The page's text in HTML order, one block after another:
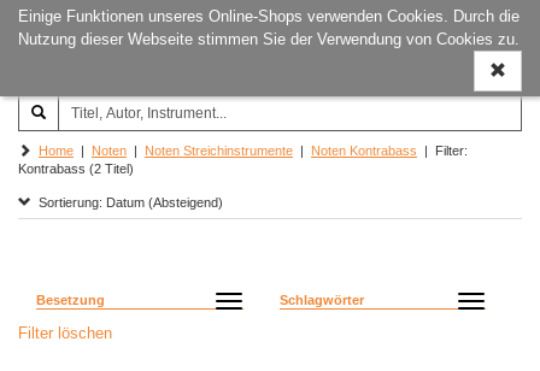
Einige Funktionen unseres Online-Shops verwenden Cookies. Durch die
Nutzung dieser Webseite stimmen Sie der Verwendung von Cookies zu.
ein-/
Joachim‐Trekel‐Musikverlag,
Hamburg
Home | Noten | Noten Streichinstrumente | Noten Kontrabass | Filter:
Kontrabass (2 Titel)
Sortierung: Datum (Absteigend)
Besetzung Schlagwörter
Filter löschen